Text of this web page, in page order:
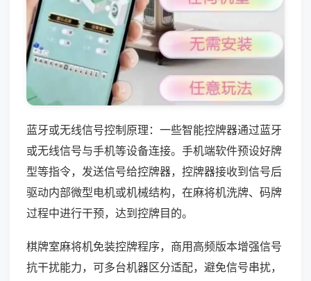
蓝牙或无线信号控制原理：一些智能控牌器通过蓝牙
或无线信号与手机等设备连接。手机端软件预设好牌
型等指令，发送信号给控牌器，控牌器接收到信号后
驱动内部微型电机或机械结构，在麻将机洗牌、码牌
过程中进行干预，达到控牌目的。
棋牌室麻将机免装控牌程序，商用高频版本增强信号
抗干扰能力，可多台机器区分适配，避免信号串扰，